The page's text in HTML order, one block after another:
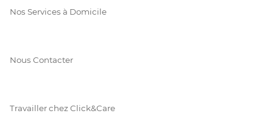
Nos Services à Domicile
Nous Contacter
Travailler chez Click&Care